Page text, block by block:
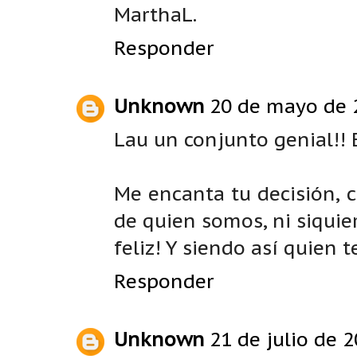
MarthaL.
Responder
Unknown 20 de mayo de
Lau un conjunto genial!!
Me encanta tu decisión,
de quien somos, ni
feliz! Y siendo así quien
Responder
Unknown 21 de julio de